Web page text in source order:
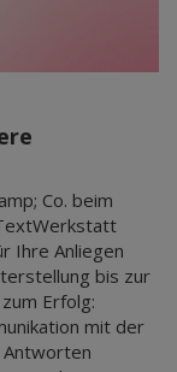
Co. beim
Ihre Anliegen
bis zur
Erfolg:
mit der
Antworten